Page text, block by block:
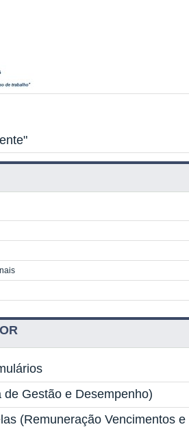
de Gestão e Desempenho)
(Remuneração Vencimentos